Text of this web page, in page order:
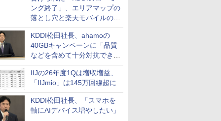
ング終了」、エリアマップの
落とし穴と楽天モバイルの課
題
KDDI松田社長、ahamoの
40GBキャンペーンに「品質
などを含めて十分対抗でき
る」
IIJの26年度1Qは増収増益、
「IIJmio」は145万回線超に
KDDI松田社長、「スマホを
軸にAIデバイス増やしたい」